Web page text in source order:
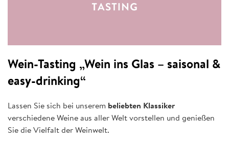
Wein-Tasting „Wein ins Glas – saisonal &
easy-drinking“
Lassen Sie sich bei unserem beliebten Klassiker
verschiedene Weine aus aller Welt vorstellen und genießen
Sie die Vielfalt der Weinwelt.